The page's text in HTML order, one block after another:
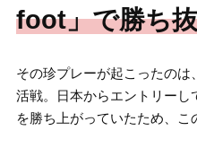
foot」で勝ち
その珍プレーが起こったの
活戦。日本からエントリー
を勝ち上がっていたため、こ